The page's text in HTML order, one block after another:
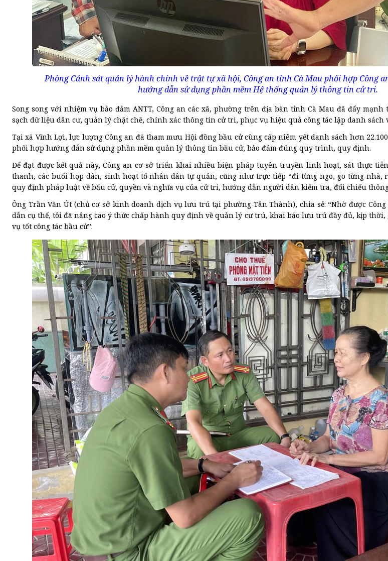
Phòng Cảnh sát quản lý hành chính về trật tự xã hội, Công an tỉnh Cà Mau phối hợp Công
hướng dẫn sử dụng phần mềm Hệ thống quản lý thông tin cử tri.
Song song với nhiệm vụ bảo đảm ANTT, Công an các xã, phường trên địa bàn tỉnh Cà Mau đã đẩy
sạch dữ liệu dân cư, quản lý chặt chẽ, chính xác thông tin cử tri, phục vụ hiệu quả công tác lập danh sách
Tại xã Vĩnh Lợi, lực lượng Công an đã tham mưu Hội đồng bầu cử cùng cấp niêm yết danh sách hơn
phối hợp hướng dẫn sử dụng phần mềm quản lý thông tin bầu cử, bảo đảm đúng quy trình, quy định.
Để đạt được kết quả này, Công an cơ sở triển khai nhiều biện pháp tuyên truyền linh hoạt, sát thực
thanh, các buổi họp dân, sinh hoạt tổ nhân dân tự quản, cũng như trực tiếp “đi từng ngõ, gõ từng nhà,
quy định pháp luật về bầu cử, quyền và nghĩa vụ của cử tri, hướng dẫn người dân kiểm tra, đối chiếu
Ông Trần Văn Út (chủ cơ sở kinh doanh dịch vụ lưu trú tại phường Tân Thành), chia sẻ: “Nhờ được
dẫn cụ thể, tôi đã nâng cao ý thức chấp hành quy định về quản lý cư trú, khai báo lưu trú đầy đủ, kịp thời,
vụ tốt công tác bầu cử”.